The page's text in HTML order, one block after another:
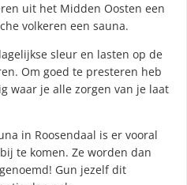
uit het Midden Oosten een
volkeren een sauna.
sleur en lasten op de
Om goed te presteren heb
waar je alle zorgen van je laat
in Roosendaal is er vooral
te komen. Ze worden dan
Gun jezelf dit